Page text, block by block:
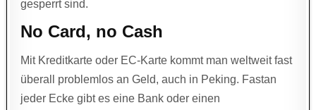
gesperrt sind.
No Card, no Cash
Mit Kreditkarte oder EC-Karte kommt man weltweit fast
überall problemlos an Geld, auch in Peking. Fastan
jeder Ecke gibt es eine Bank oder einen